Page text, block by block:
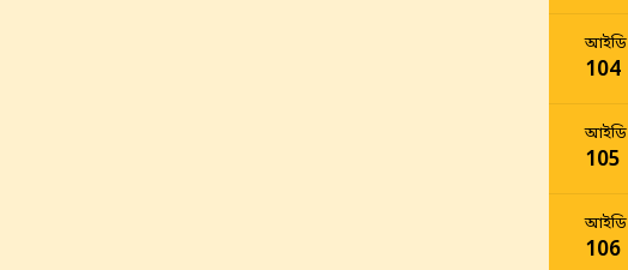
আইডি
104
আইডি
105
আইডি
106